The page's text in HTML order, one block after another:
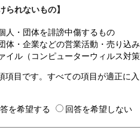
られないもの】
人・団体を誹謗中傷するもの
体・企業などの営業活動・売り込み
イル（コンピューターウィルス対策
項目です。すべての項目が適正に
を希望する
回答を希望しない